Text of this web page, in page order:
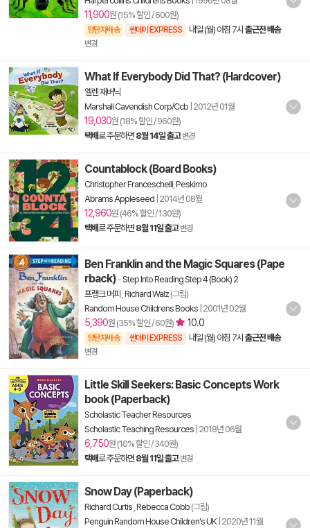
11,900원 (15% 할인 / 600원)
양탄자배송 썬데이 EXPRESS 내일 (월) 아침 7시 출근전 배송
변경
What If Everybody Did That? (Hardcover)
엘렌 재버닉
Marshall Cavendish Corp/Ccb 2012년 01월
19,030원 (18% 할인 / 960원)
택배로 주문하면 8월 14일 출고 변경
Countablock (Board Books)
Christopher Franceschelli Peskimo
Abrams Appleseed 2014년 08월
12,960원 (46% 할인 / 130원)
택배로 주문하면 8월 11일 출고 변경
Ben Franklin and the Magic Squares (Pape
rback) -Step Into Reading Step 4 (Book) 2
프랭크 머피 Richard Walz (그림)
Random House Childrens Books 2001년 02월
5,390원 (35% 할인 / 60원) 10.0
양탄자배송 썬데이 EXPRESS 내일 (월) 아침 7시 출근전 배송
변경
Little Skill Seekers: Basic Concepts Work
book (Paperback)
Scholastic Teacher Resources
Scholastic Teaching Resources 2018년 06월
6,750원 (10% 할인 / 340원)
택배로 주문하면 8월 11일 출고 변경
Snow Day (Paperback)
Richard Curtis Rebecca Cobb (그림)
Penguin Random House Children's UK| 2020년 11월